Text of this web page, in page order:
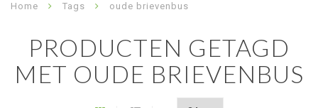
Home Tags oude brievenbus
PRODUCTEN GETAGD
MET OUDE BRIEVENBUS